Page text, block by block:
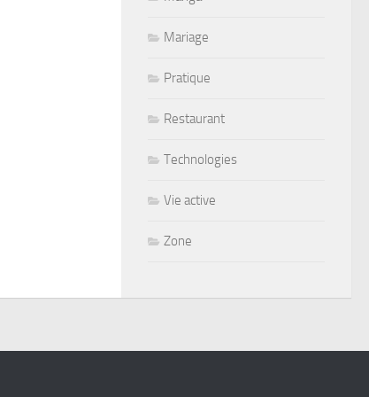
Mariage
Pratique
Restaurant
Technologies
Vie active
Zone